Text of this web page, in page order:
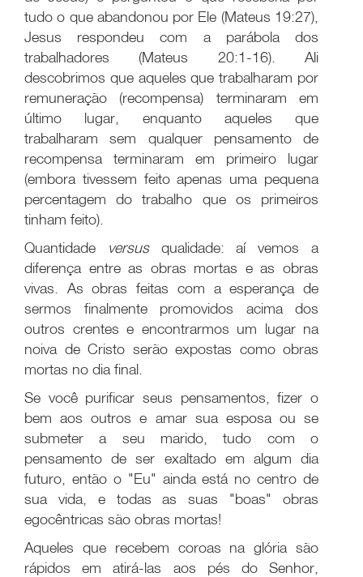
tudo o que abandonou por Ele (Mateus 19:27),
Jesus respondeu com a parábola dos
trabalhadores (Mateus 20:1-16). Ali
descobrimos que aqueles que trabalharam por
remuneração (recompensa) terminaram em
último lugar, enquanto aqueles que
trabalharam sem qualquer pensamento de
recompensa terminaram em primeiro lugar
(embora tivessem feito apenas uma pequena
percentagem do trabalho que os primeiros
tinham feito).
Quantidade
versusqualidade: aí vemos a
diferença entre as obras mortas e as obras
vivas. As obras feitas com a esperança de
sermos finalmente promovidos acima dos
outros crentes e encontrarmos um lugar na
noiva de Cristo serão expostas como obras
mortas no dia final.
Se você purificar seus pensamentos, fizer o
bem aos outros e amar sua esposa ou se
submeter a seu marido, tudo com o
pensamento de ser exaltado em algum dia
futuro, então o "Eu" ainda está no centro de
sua vida, e todas as suas "boas" obras
egocêntricas são obras mortas!
Aqueles que recebem coroas na glória são
rápidos em atirá-las aos pés do Senhor,